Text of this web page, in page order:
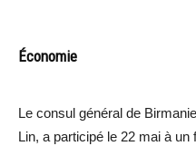
Économie
Le consul général de
Lin, a participé le 22 mai à